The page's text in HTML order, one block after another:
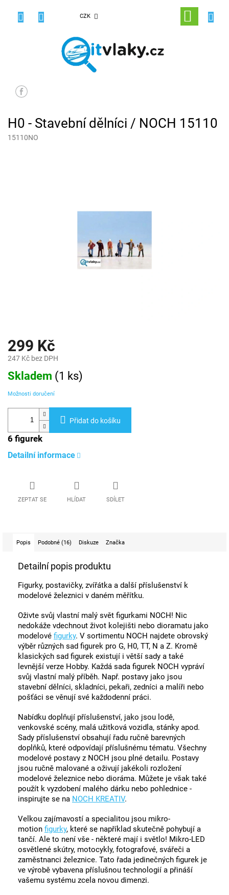
CZK
NÁKUPNÍ
KOŠÍK
H0 - Stavební dělníci / NOCH 15110
15110NO
299 Kč
247 Kč bez DPH
Měrná
cena:
Skladem (1 ks)
Možnosti doručení
Přidat do košíku
6 figurek
Detailní informace
ZEPTAT SE HLÍDAT SDÍLET
Popis Podobné (16) Diskuze Značka
Detailní popis produktu
Figurky, postavičky, zvířátka a další příslušenství k
modelové železnici v daném měřítku.
Oživte svůj vlastní malý svět figurkami NOCH! Nic
nedokáže vdechnout život kolejišti nebo dioramatu jako
modelové figurky. V sortimentu NOCH najdete obrovský
výběr různých sad figurek pro G, H0, TT, N a Z. Kromě
klasických sad figurek existují i ​​větší sady a také
levnější verze Hobby. Každá sada figurek NOCH vypráví
svůj vlastní malý příběh. Např. postavy jako jsou
stavební dělníci, skladníci, pekaři, zedníci a malíři nebo
pošťáci se věnují své každodenní práci.
Nabídku doplňují příslušenství, jako jsou lodě,
venkovské scény, malá užitková vozidla, stánky apod.
Sady příslušenství obsahují řadu ručně barevných
doplňků, které odpovídají příslušnému tématu. Všechny
modelové postavy z NOCH jsou plné detailu. Postavy
jsou ručně malované a oživují jakékoli rozložení
modelové železnice nebo dioráma. Můžete je však také
použít k vyzdobení malého dárku nebo pohlednice -
inspirujte se na NOCH KREATIV.
Velkou zajímavostí a specialitou jsou mikro-
motion figurky, které se například skutečně pohybují a
tančí. Ale to není vše - některé mají i světlo! Mikro-LED
osvětlené skútry, motocykly, fotografové, svářeči a
zaměstnanci železnice. Tato řada jedinečných figurek je
ve výrobě vybavena příslušnou technologií a přináší
vašemu systému zcela novou dimenzi.